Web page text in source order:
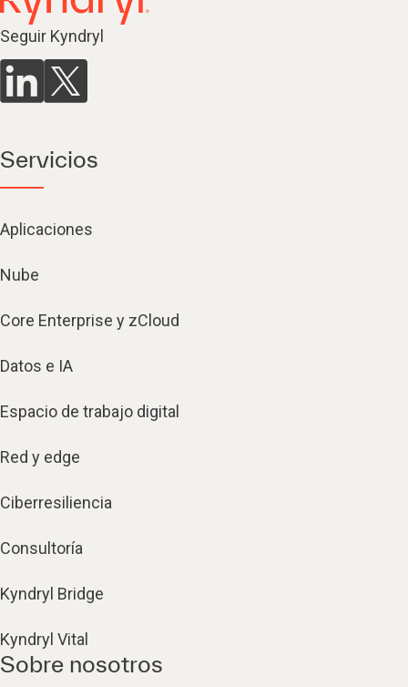
Seguir Kyndryl
Servicios
Aplicaciones
Nube
Core Enterprise y zCloud
Datos e IA
Espacio de trabajo digital
Red y edge
Ciberresiliencia
Consultoría
Kyndryl Bridge
Kyndryl Vital
Sobre nosotros